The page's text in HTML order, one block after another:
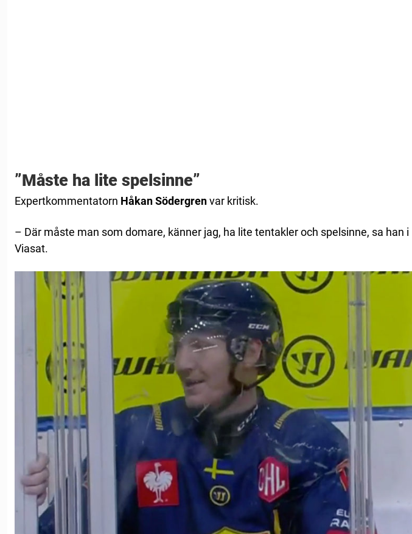
”Måste ha lite spelsinne”
Expertkommentatorn HåkanSödergrenvar kritisk.
– Där måste man som domare, känner jag, ha lite tentakler och spelsinne, sa han i
Viasat.